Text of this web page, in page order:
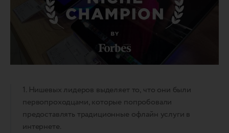
1. Нишевых лидеров выделяет то, что они были
первопроходцами, которые попробовали
предоставлять традиционные офлайн услуги в
интернете.